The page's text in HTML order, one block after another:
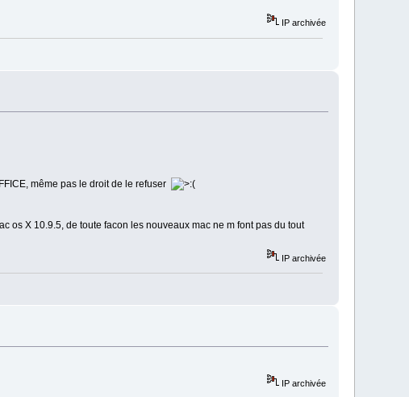
IP archivée
même pas le droit de le refuser
os X 10.9.5, de toute facon les nouveaux mac ne m font pas du tout
IP archivée
IP archivée